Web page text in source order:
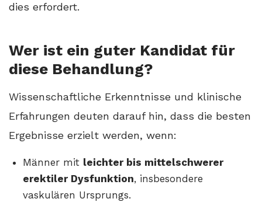
dies erfordert.
Wer ist ein guter Kandidat für
diese Behandlung?
Wissenschaftliche Erkenntnisse und klinische
Erfahrungen deuten darauf hin, dass die besten
Ergebnisse erzielt werden, wenn:
Männer mit leichter bis mittelschwerer
erektiler Dysfunktion, insbesondere
vaskulären Ursprungs.